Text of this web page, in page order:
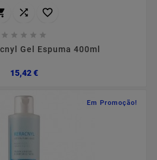
 
    
Gel Espuma 400ml
15,42 €Preço
Em Promoção!